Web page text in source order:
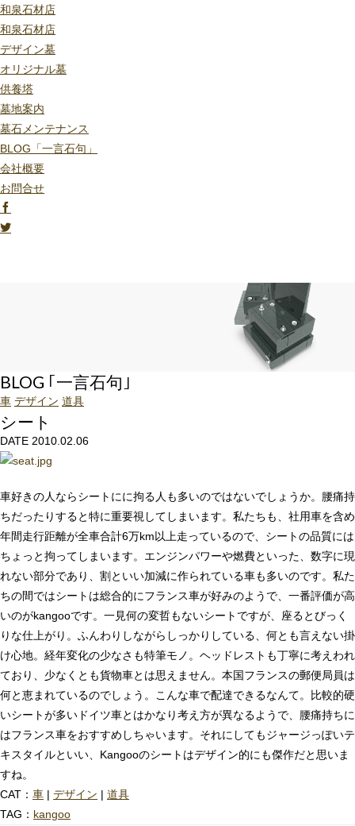
和泉石材店
和泉石材店
デザイン墓
オリジナル墓
供養塔
墓地案内
墓石メンテナンス
BLOG「一言石句」
会社概要
お問合せ
BLOG ｢一言石句｣
車 デザイン 道具
シート
DATE 2010.02.06
車好きの人ならシートにに拘る人も多いのではないでしょうか。腰痛持
ちだったりすると特に重要視してしまいます。私たちも、社用車を含め
年間走行距離が全車合計6万km以上走っているので、シートの品質には
ちょっと拘ってしまいます。エンジンパワーや燃費といった、数字に現
れない部分であり、割といい加減に作られている車も多いのです。私た
ちの間ではシートは総合的にフランス車が好みのようで、一番評価が高
いのがkangooです。一見何の変哲もないシートですが、座るとびっく
りな仕上がり。ふんわりしながらしっかりしている、何とも言えない掛
け心地。経年変化の少なさも特筆モノ。ヘッドレストも丁寧に考えわれ
ており、少なくとも貨物車とは思えません。本国フランスの郵便局員は
何と恵まれているのでしょう。こんな車で配達できるなんて。比較的硬
いシートが多いドイツ車とはかなり考え方が異なるようで、腰痛持ちに
はフランス車をおすすめしちゃいます。それにしてもジャージっぽいテ
キスタイルといい、Kangooのシートはデザイン的にも傑作だと思いま
すね。
CAT： 車 | デザイン | 道具
TAG： kangoo